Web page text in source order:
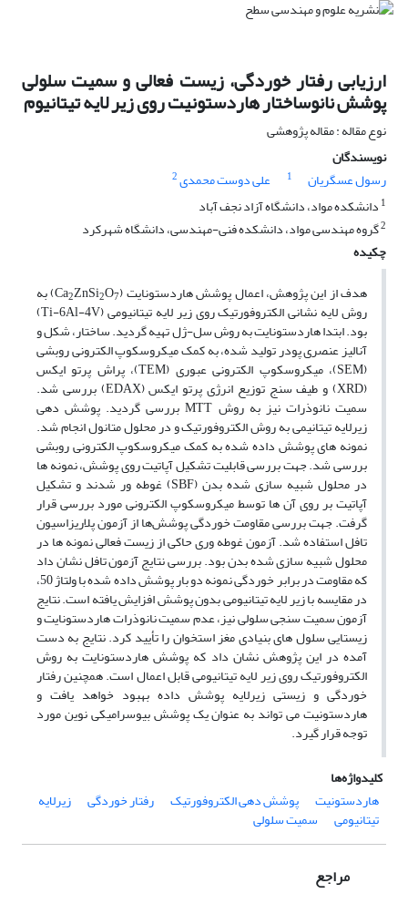
ارزیابی رفتار خوردگی، زیست فعالی و سمیت سلولی
پوشش نانوساختار هاردستونیت روی زیر لایه تیتانیوم
نوع مقاله : مقاله پژوهشی
نویسندگان
رسول عسگریان
1 علی دوست محمدی2
1 دانشکده مواد، دانشگاه آزاد نجف آباد
2گروه مهندسی مواد، دانشکده فنی-مهندسی، دانشگاه شهرکرد
چکیده
هدف از این پژوهش، اعمال پوشش هاردستونایت (Ca
2ZnSi2O7 ) به
روش لایه نشانی الکتروفورتیک روی زیر لایه تیتانیومی (Ti-6Al-4V)
بود. ابتدا هاردستونایت به روش سل-ژل تهیه گردید. ساختار، شکل و
آنالیز عنصری پودر تولید شده، به کمک میکروسکوپ الکترونی روبشی
(SEM)، میکروسکوپ الکترونی عبوری (TEM)، پراش پرتو ایکس
(XRD) و طیف سنج توزیع انرژی پرتو ایکس (EDAX) بررسی شد.
سمیت نانوذرات نیز به روش MTT بررسی گردید. پوشش دهی
زیرلایه تیتانیمی به روش الکتروفورتیک و در محلول متانول انجام شد.
نمونه های پوشش داده شده به کمک میکروسکوپ الکترونی روبشی
بررسی شد. جهت بررسی قابلیت تشکیل آپاتیت روی پوشش، نمونه ها
در محلول شبیه سازی شده بدن (SBF) غوطه ور شدند و تشکیل
آپاتیت بر روی آن ها توسط میکروسکوپ الکترونی مورد بررسی قرار
گرفت. جهت بررسی مقاومت خوردگی پوشش‌ها از آزمون پلاریزاسیون
تافل استفاده شد. آزمون غوطه وری حاکی از زیست فعالی نمونه ها در
محلول شبیه سازی شده بدن بود. بررسی نتایج آزمون تافل نشان داد
که مقاومت در برابر خوردگی نمونه دو بار پوشش داده شده با ولتاژ 50،
در مقایسه با زیر لایه تیتانیومی بدون پوشش افزایش یافته است. نتایج
آزمون سمیت سنجی سلولی نیز، عدم سمیت نانوذرات هاردستونایت و
زیستایی سلول های بنیادی مغز استخوان را تأیید کرد. نتایج به دست
آمده در این پژوهش نشان داد که پوشش هاردستونایت به روش
الکتروفورتیک روی زیر لایه تیتانیومی قابل اعمال است. همچنین رفتار
خوردگی و زیستی زیرلایه پوشش داده بهبود خواهد یافت و
هاردستونیت می تواند به عنوان یک پوشش بیوسرامیکی نوین مورد
توجه قرار گیرد.
کلیدواژه‌ها
هاردستونیت
پوشش دهی الکتروفورتیک رفتار خوردگی زیرلایه
تیتانیومی سمیت سلولی
مراجع